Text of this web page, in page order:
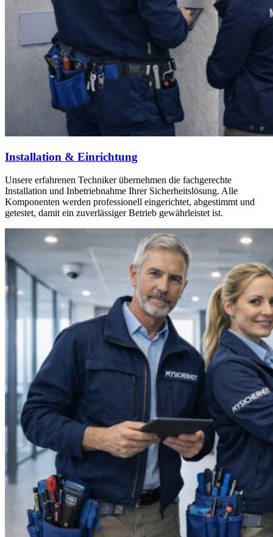
Installation & Einrichtung
Unsere erfahrenen Techniker übernehmen die fachgerechte
Installation und Inbetriebnahme Ihrer Sicherheitslösung. Alle
Komponenten werden professionell eingerichtet, abgestimmt und
getestet, damit ein zuverlässiger Betrieb gewährleistet ist.